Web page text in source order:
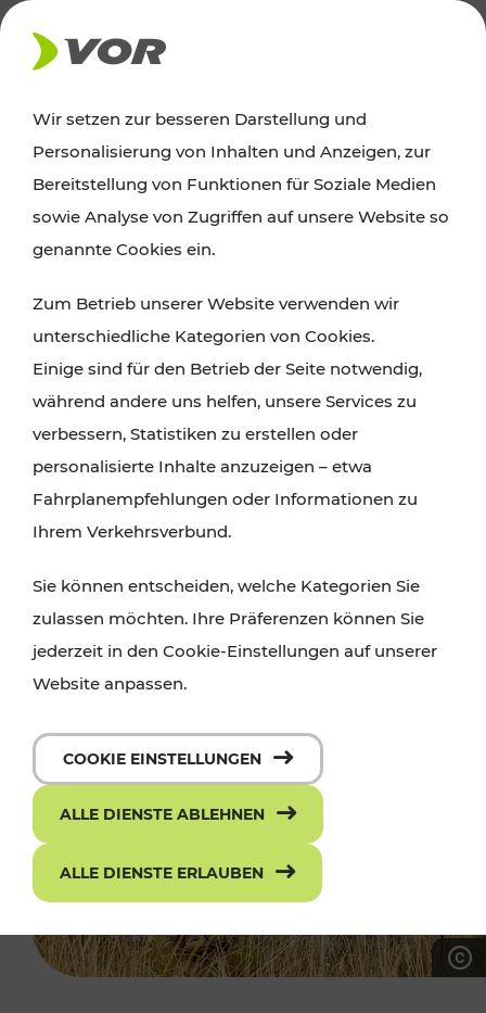
AKTUELLES
Ausflugstipps
Wien, Niederösterreich und das Burgenland
Wanderungen, Kultur und Gastronomie,
Radtouren oder purer Naturgenuss – viele
Attraktionen sind mit den Ticket- und Fahrplan-
Angeboten des VOR gut und schnell erreichbar.
Wir setzen zur besseren Darstellung und
Personalisierung von Inhalten und Anzeigen, zur
Bereitstellung von Funktionen für Soziale Medien
sowie Analyse von Zugriffen auf unsere Website so
genannte Cookies ein.
Zum Betrieb unserer Website verwenden wir
unterschiedliche Kategorien von Cookies.
Einige sind für den Betrieb der Seite notwendig,
während andere uns helfen, unsere Services zu
verbessern, Statistiken zu erstellen oder
personalisierte Inhalte anzuzeigen – etwa
Fahrplanempfehlungen oder Informationen zu
Ihrem Verkehrsverbund.
Sie können entscheiden, welche Kategorien Sie
zulassen möchten. Ihre Präferenzen können Sie
jederzeit in den Cookie-Einstellungen auf unserer
Website anpassen.
COOKIE EINSTELLUNGEN
ALLE DIENSTE ABLEHNEN
ALLE DIENSTE ERLAUBEN